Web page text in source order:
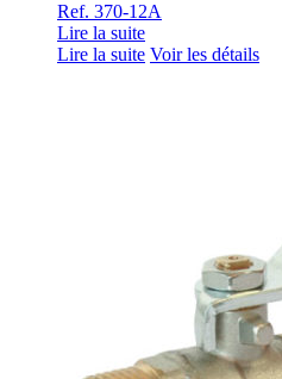
Ref. 370-12A
Lire la suite
Lire la suite Voir les détails